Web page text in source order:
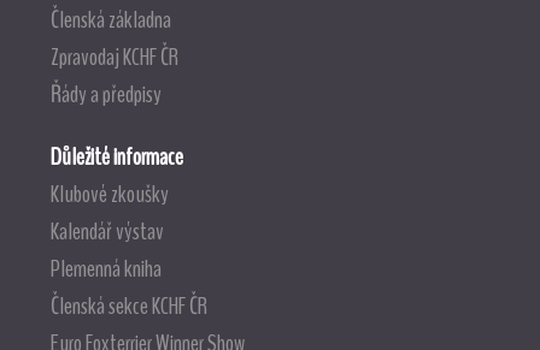
Členská základna
Zpravodaj KCHF ČR
Řády a předpisy
Důležité informace
Klubové zkoušky
Kalendář výstav
Plemenná kniha
Členská sekce KCHF ČR
Euro Foxterrier Winner Show